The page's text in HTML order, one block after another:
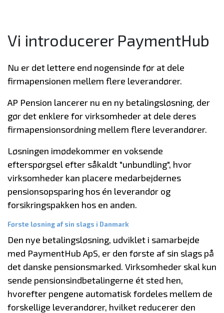
Vi introducerer PaymentHub
Nu er det lettere end nogensinde før at dele
firmapensionen mellem flere leverandører.
AP Pension lancerer nu en ny betalingsløsning, der
gør det enklere for virksomheder at dele deres
firmapensionsordning mellem flere leverandører.
Løsningen imødekommer en voksende
efterspørgsel efter såkaldt "unbundling", hvor
virksomheder kan placere medarbejdernes
pensionsopsparing hos én leverandør og
forsikringspakken hos en anden.
Første løsning af sin slags i Danmark
Den nye betalingsløsning, udviklet i samarbejde
med PaymentHub ApS, er den første af sin slags på
det danske pensionsmarked. Virksomheder skal kun
sende pensionsindbetalingerne ét sted hen,
hvorefter pengene automatisk fordeles mellem de
forskellige leverandører, hvilket reducerer den